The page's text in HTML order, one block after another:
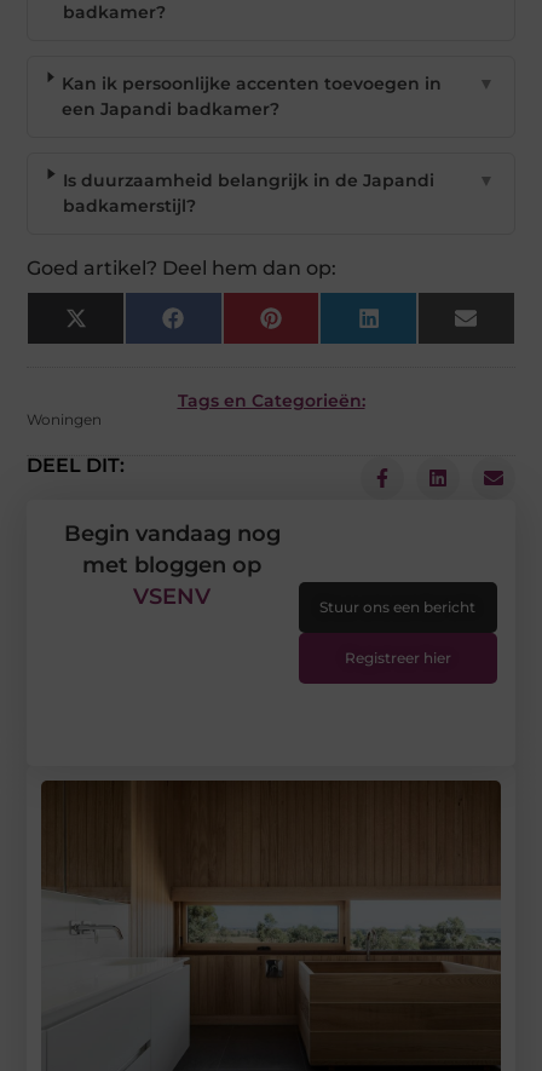
badkamer?
Kan ik persoonlijke accenten toevoegen in
een Japandi badkamer?
▼
Is duurzaamheid belangrijk in de Japandi
badkamerstijl?
▼
Goed artikel? Deel hem dan op:
X
(Twitter)
Facebook Pinterest LinkedIn Email
Tags en Categorieën:
Woningen
DEEL DIT:
Begin vandaag nog
met bloggen op
VSENV
Stuur ons een bericht
Registreer hier